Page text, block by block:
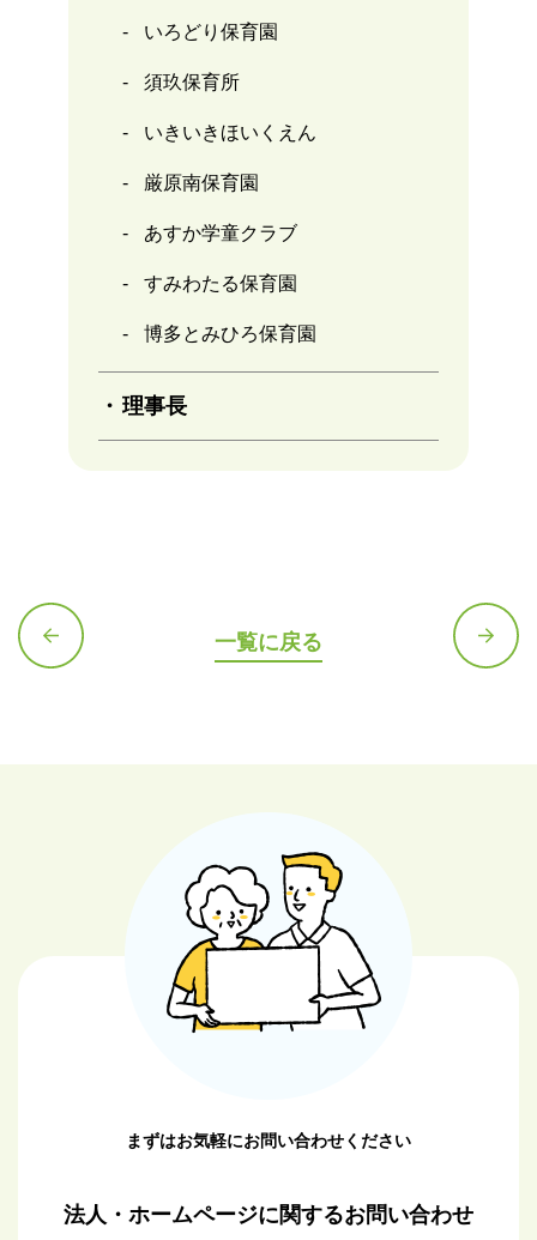
いろどり保育園
須玖保育所
いきいきほいくえん
厳原南保育園
あすか学童クラブ
すみわたる保育園
博多とみひろ保育園
理事長
一覧に戻る
まずはお気軽にお問い合わせください
法人・ホームページに関するお問い合わせ